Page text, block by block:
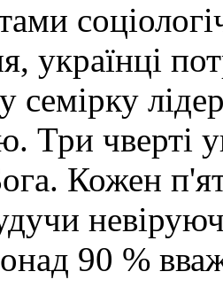
українці
семірку
Три чверті
Кожен
90 %